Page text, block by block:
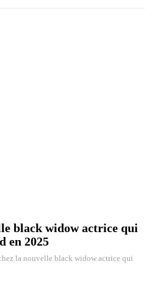
black widow actrice qui
en 2025
la nouvelle black widow actrice qui